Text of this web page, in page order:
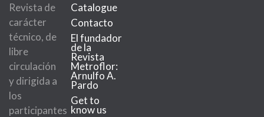
Revista de
carácter
técnico, de
libre
circulación
y dirigida a
los
participantes
Catalogue
Contacto
El fundador
de la
Revista
Metroflor:
Arnulfo A.
Pardo
Get to
know us